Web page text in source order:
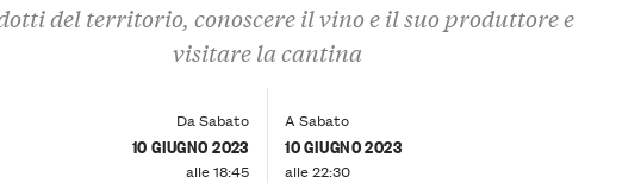
del territorio, conoscere il vino e il suo produttore e
visitare la cantina
Da Sabato
10 GIUGNO 2023
alle 18:45
A Sabato
10 GIUGNO 2023
alle 22:30